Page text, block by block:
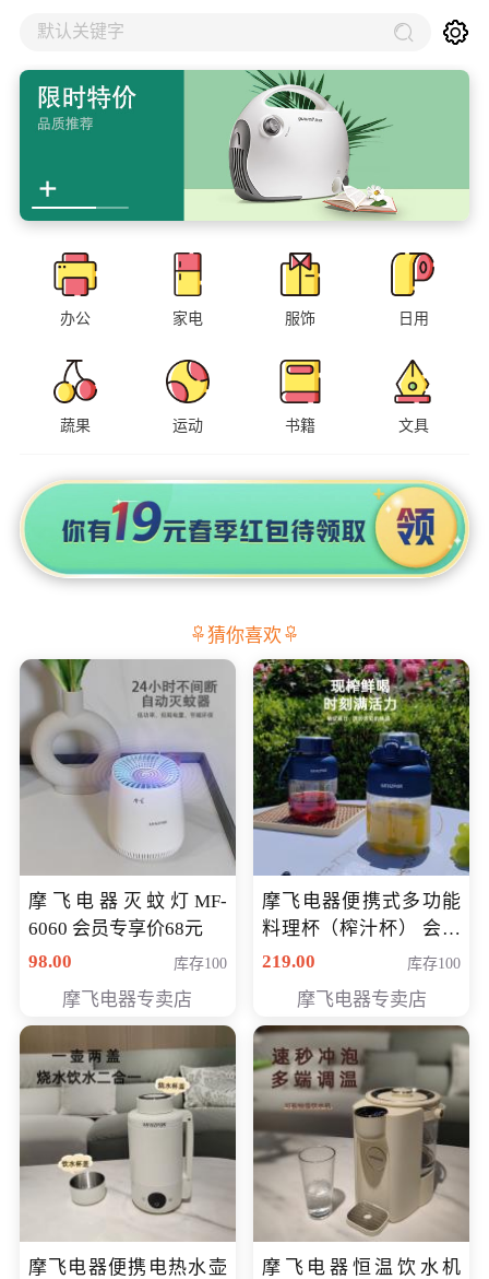
默认关键字
办公 家电 服饰 日用
蔬果 运动 书籍 文具
猜你喜欢
摩飞电器灭蚊灯MF-
6060 会员专享价68元
98.00
库存100
摩飞电器专卖店
摩飞电器便携式多功能
料理杯（榨汁杯） 会员
专享价118元
219.00 库存100
摩飞电器专卖店
摩飞电器便携电热水壶
摩飞电器恒温饮水机